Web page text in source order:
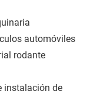
automóviles
rodante
instalación de